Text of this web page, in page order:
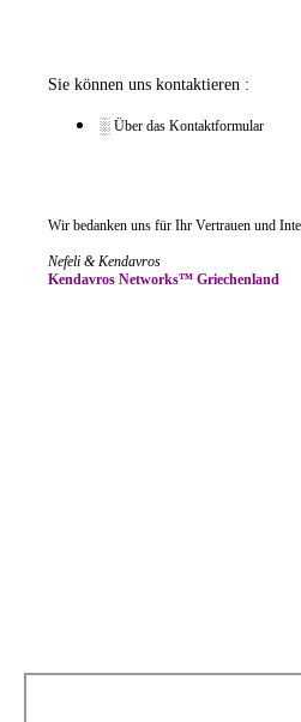
Sie können uns kontaktieren :
░ Über das Kontaktformular
Wir bedanken uns für Ihr Vertrauen und
Nefeli & Kendavros
Kendavros Networks™ Griechenland